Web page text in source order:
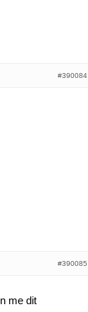
#390084
#390085
me dit